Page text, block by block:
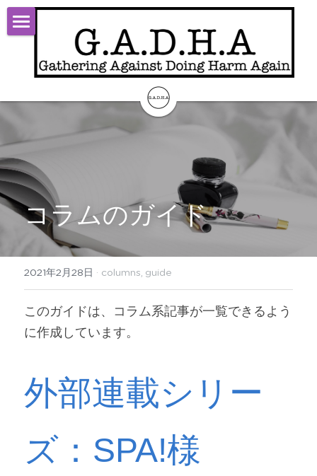
Start
About
Contact
ログイン /登録
検索
コラムのガイド
2021年2月28日 · columns, guide
このガイドは、コラム系記事が一覧できるよう
に作成しています。
外部連載シリー
ズ：SPA!様